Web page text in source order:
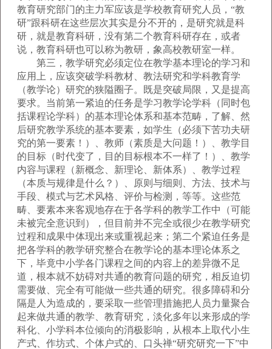
教育研究部门的主力军应该是学校教育研究人员，“教
研”跟科研在这些层次其实是分不开的，是研究就是科
研，就是教育科研，没有第二个教育科研存在，或者
说，教育科研也可以称为教研，象高校教研室一样。
第三，教学研究必须定位在教学基本理论的学习和
应用上，应该突破学科教材、教法研究和学科教育学
（教学论）研究的狭隘圈子。既是突破局限，又是提高
要求。当前第一紧迫的任务是学习教学论学科（同时包
括课程论学科）的基本理论体系和基本范畴，了解、然
后研究教学系统的基本要素，如学生（必须下苦功夫研
究的第一要素！）、教师（素质是大问题！）、教学目
的目标（时代变了，目的目标根本不一样了！）、教学
内容与课程（新概念、新理论、新体系）、教学过程
（本质与规律是什么？）、原则与细则、方法、技术与
手段、模式与艺术风格、评价与检测，等等。这些范
畴、要素本来客观地存在于各学科的教学工作中（可能
未被完全意识到），但目前并不完全或很少在教学研究
过程和成果中体现出来或重视起来；第二个紧迫任务是
把各学科的教学研究整合在教学论的基本理论体系之
下，毕竟中小学各门课程之间的内容上的差异微不足
道，根本就不妨碍对共通的教育问题的研究，相反迫切
需要做、完全有可能做一些共通的研究。很多障碍和分
隔是人为造成的，要采取一些管理措施把人员力量聚合
起来做共通的教学、教育研究，淡化多年以来形成的学
科化、小学科本位倾向的消极影响，从根本上取代小生
产式、作坊式、个体户式的、口头禅“研究研究一下”中